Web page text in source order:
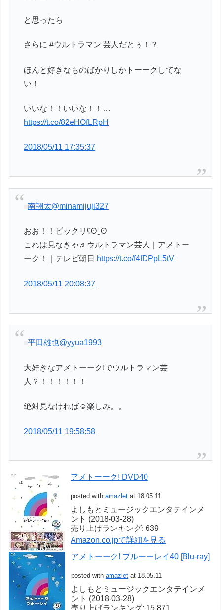
と思ったら
さらに #ウルトラマン 芸人だとぅ！？
ほんと好きなものばかりしかトーークしてな
い！
いいな！！いいな！！…
https://t.co/82eHOfLRpH
2018/05/11 17:35:37
南翔太@minamijuji327
おお！！ビックリʕʘ‿ʘ
これは見なきゃ♬ウルトラマン芸人｜アメトー
ーク！｜テレビ朝日 https://t.co/f4fDPpL5tV
2018/05/11 20:08:37
平田雄也@yyua1993
大好きなアメトーーク!でウルトラマン芸
人？！！！！！！
絶対見なければ☺️楽しみ。。
2018/05/11 19:58:58
アメトーーク! DVD40
posted withamazlet at 18.05.11
よしもとミュージックエンタテインメ
ント (2018-03-28)
売り上げランキング: 639
Amazon.co.jpで詳細を見る
アメトーーク! ブルーーレイ40 [Blu-ray]
posted withamazlet at 18.05.11
よしもとミュージックエンタテインメ
ント (2018-03-28)
売り上げランキング: 15,871